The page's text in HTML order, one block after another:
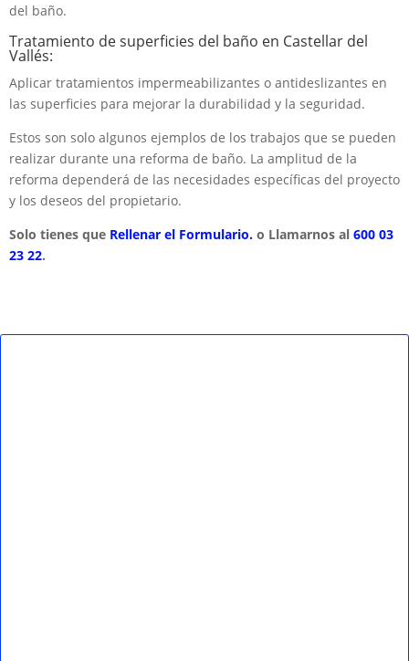
del baño.
Tratamiento de superficies del baño en Castellar del
Vallés:
Aplicar tratamientos impermeabilizantes o antideslizantes en
las superficies para mejorar la durabilidad y la seguridad.
Estos son solo algunos ejemplos de los trabajos que se pueden
realizar durante una reforma de baño. La amplitud de la
reforma dependerá de las necesidades específicas del proyecto
y los deseos del propietario.
Solo tienes que Rellenar el Formulario. o Llamarnos al 600 03
23 22.